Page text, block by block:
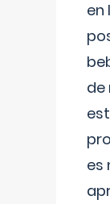
en
de
es